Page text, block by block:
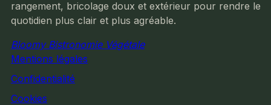
rangement, bricolage doux et extérieur pour rendre le
quotidien plus clair et plus agréable.
Bloomy Bistronomie Végétale
Mentions légales
Confidentialité
Cookies